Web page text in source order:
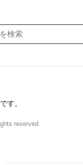
す。
reserved.